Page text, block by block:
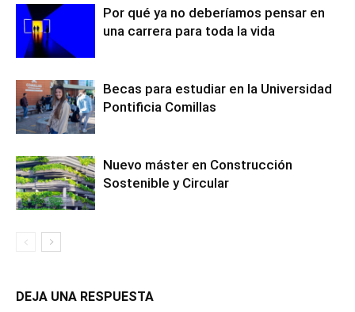
Por qué ya no deberíamos pensar en
una carrera para toda la vida
Becas para estudiar en la Universidad
Pontificia Comillas
Nuevo máster en Construcción
Sostenible y Circular
DEJA UNA RESPUESTA